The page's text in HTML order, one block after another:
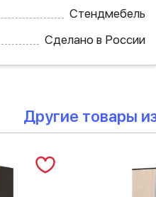
Стендмебель
Сделано в России
Другие товары